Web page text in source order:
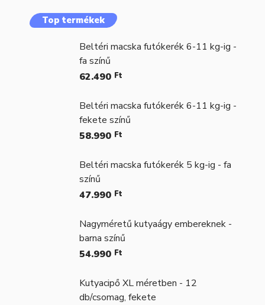
Top termékek
Beltéri macska futókerék 6-11 kg-ig -
fa színű
62.490 Ft
Beltéri macska futókerék 6-11 kg-ig -
fekete színű
58.990 Ft
Beltéri macska futókerék 5 kg-ig - fa
színű
47.990 Ft
Nagyméretű kutyaágy embereknek -
barna színű
54.990 Ft
Kutyacipő XL méretben - 12
db/csomag, fekete